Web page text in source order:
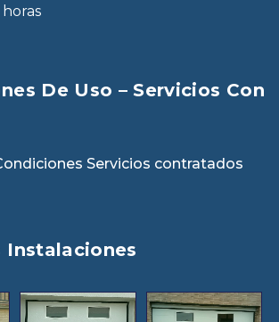
De Uso – Servicios Con
Servicios contratados
Instalaciones